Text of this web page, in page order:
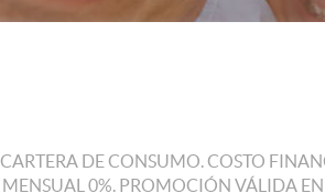
CARTERA DE CONSUMO. COSTO
MENSUAL 0%. PROMOCIÓN VÁLIDA